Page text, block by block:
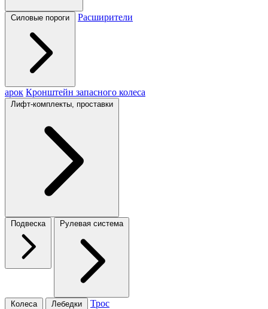
Силовые пороги Расширители
арок Кронштейн запасного колеса
Лифт-комплекты, проставки
Подвеска Рулевая система
Колеса Лебедки Трос